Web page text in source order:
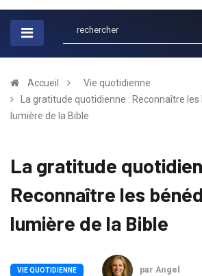
Accueil
Vie quotidienne
La gratitude quotidienne : Reconnaître
lumière de la Bible
La gratitude
Reconnaître les
lumière de la Bible
VIE QUOTIDIENNE par Angel